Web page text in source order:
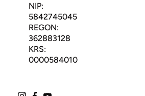
NIP:
5842745045
REGON:
362883128
KRS:
0000584010